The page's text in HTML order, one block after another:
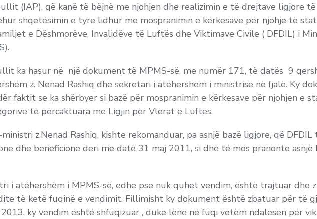
(IAP), që kanë të bëjnë me njohjen dhe realizimin e të drejtave ligjore
shqetësimin e tyre lidhur me mospranimin e kërkesave për njohje të
e Dëshmorëve, Invalidëve të Luftës dhe Viktimave Civile ( DFDIL) i
ka hasur në një dokument të MPMS-së, me numër 171, të datës 9
z. Nenad Rashiq dhe sekretari i atëhershëm i ministrisë në fjalë. Ky
faktit se ka shërbyer si bazë për mospranimin e kërkesave për njohjen e
të përcaktuara me Ligjin për Vlerat e Luftës.
z.Nenad Rashiq, kishte rekomanduar, pa asnjë bazë ligjore, që
dhe beneficione deri me datë 31 maj 2011, si dhe të mos pranonte asnjë
i atëhershëm i MPMS-së, edhe pse nuk quhet vendim, është trajtuar dhe
të ketë fuqinë e vendimit. Fillimisht ky dokument është zbatuar për të
ky vendim është shfuqizuar , duke lënë në fuqi vetëm ndalesën për